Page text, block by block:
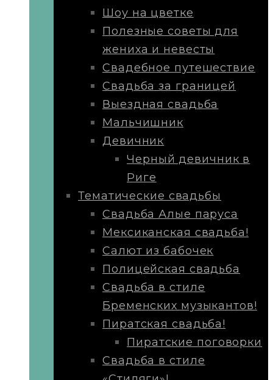
Шоу на цветке
Полезные советы для
жениха и невесты
Свадебное путешествие
Свадьба за границей
Выездная свадьба
Мальчишник
Девичник
Черный девичник в
Риге
Тематические свадьбы
Свадьба Алые паруса
Мексиканская свадьба!
Салют из бабочек
Полицейская свадьба
Свадьба в стиле
Бременских музыкантов!
Пиратская свадьба!
Пиратские поговорки
Свадьба в стиле